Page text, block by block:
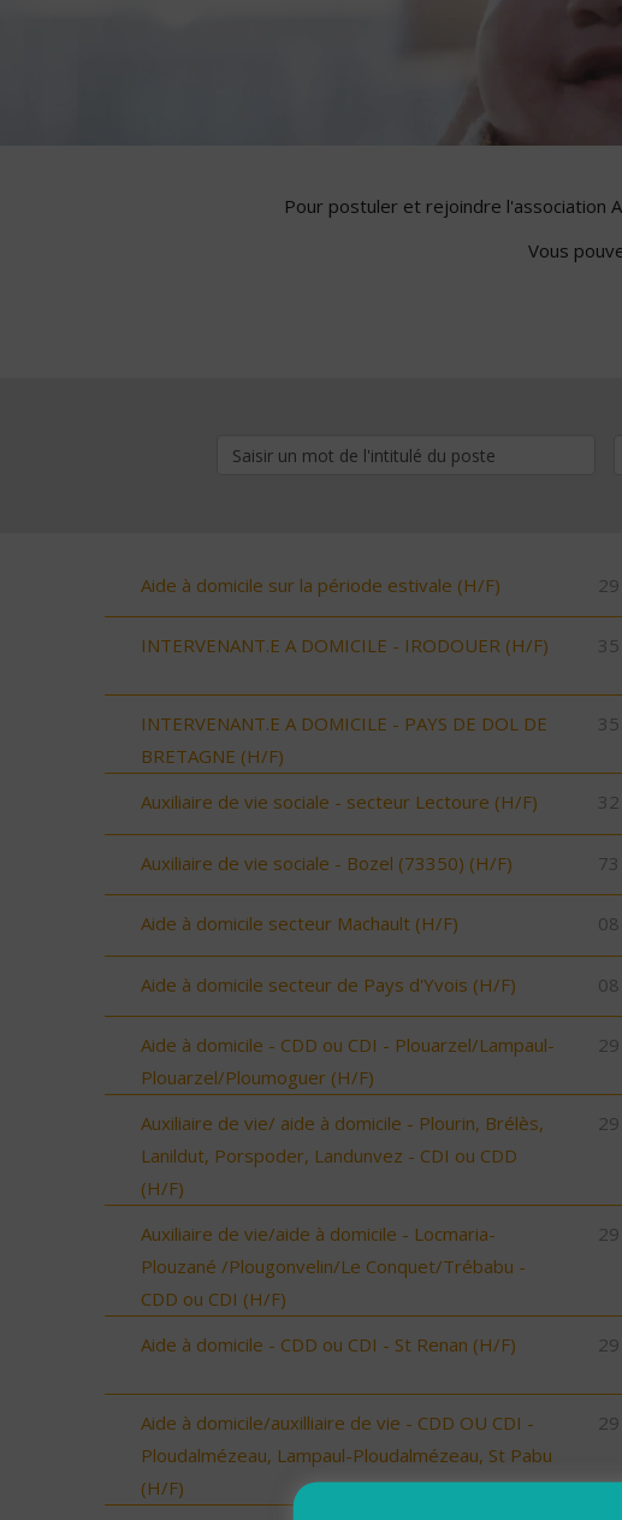
Pour postuler et rejoindre l'association
Vous
Aide à domicile sur la période estivale (H/F)
INTERVENANT.E A DOMICILE - IRODOUER (H/F)
INTERVENANT.E A DOMICILE - PAYS DE DOL DE
BRETAGNE (H/F)
Auxiliaire de vie sociale - secteur Lectoure (H/F)
Auxiliaire de vie sociale - Bozel (73350) (H/F)
Aide à domicile secteur Machault (H/F)
Aide à domicile secteur de Pays d'Yvois (H/F)
Aide à domicile - CDD ou CDI - Plouarzel/Lampaul-
Plouarzel/Ploumoguer (H/F)
Auxiliaire de vie/ aide à domicile - Plourin, Brélès,
Lanildut, Porspoder, Landunvez - CDI ou CDD
(H/F)
Auxiliaire de vie/aide à domicile - Locmaria-
Plouzané /Plougonvelin/Le Conquet/Trébabu -
CDD ou CDI (H/F)
Aide à domicile - CDD ou CDI - St Renan (H/F)
Aide à domicile/auxilliaire de vie - CDD OU CDI -
Ploudalmézeau, Lampaul-Ploudalmézeau, St Pabu
(H/F)